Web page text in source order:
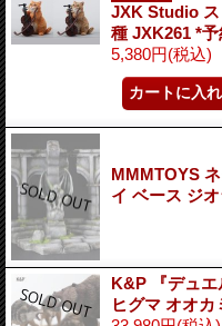
JXK Studio ス
種 JXK261 *予
5,380円(税込)
MMMTOYS
イ ベース ジ
K&P 『デュエ
ヒグマ オオ